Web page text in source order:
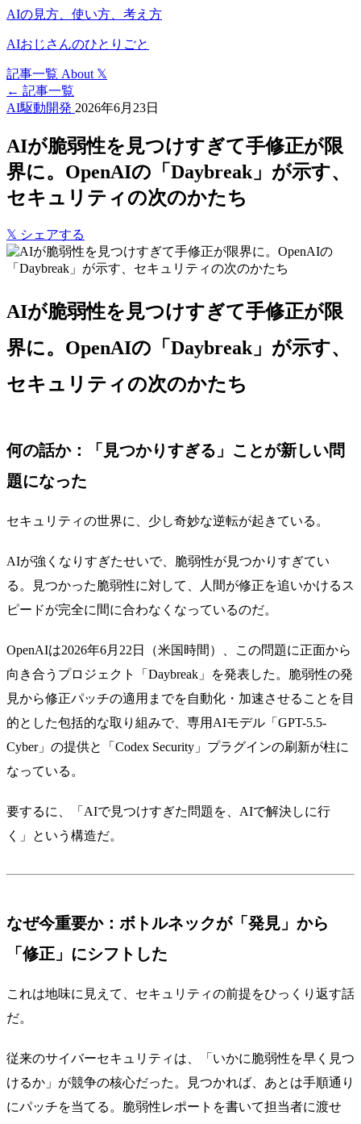
AIの見方、使い方、考え方
AIおじさんのひとりごと
記事一覧 About 𝕏
← 記事一覧
AI駆動開発 2026年6月23日
AIが脆弱性を見つけすぎて手修正が限
界に。OpenAIの「Daybreak」が示す、
セキュリティの次のかたち
𝕏 シェアする
AIが脆弱性を見つけすぎて手修正が限
界に。OpenAIの「Daybreak」が示す、
セキュリティの次のかたち
何の話か：「見つかりすぎる」ことが新しい問
題になった
セキュリティの世界に、少し奇妙な逆転が起きている。
AIが強くなりすぎたせいで、脆弱性が見つかりすぎてい
る。見つかった脆弱性に対して、人間が修正を追いかけるス
ピードが完全に間に合わなくなっているのだ。
OpenAIは2026年6月22日（米国時間）、この問題に正面から
向き合うプロジェクト「Daybreak」を発表した。脆弱性の発
見から修正パッチの適用までを自動化・加速させることを目
的とした包括的な取り組みで、専用AIモデル「GPT-5.5-
Cyber」の提供と「Codex Security」プラグインの刷新が柱に
なっている。
要するに、「AIで見つけすぎた問題を、AIで解決しに行
く」という構造だ。
なぜ今重要か：ボトルネックが「発見」から
「修正」にシフトした
これは地味に見えて、セキュリティの前提をひっくり返す話
だ。
従来のサイバーセキュリティは、「いかに脆弱性を早く見つ
けるか」が競争の核心だった。見つかれば、あとは手順通り
にパッチを当てる。脆弱性レポートを書いて担当者に渡せ